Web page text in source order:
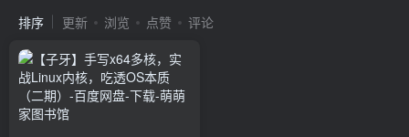
排序 更新 浏览 点赞 评论